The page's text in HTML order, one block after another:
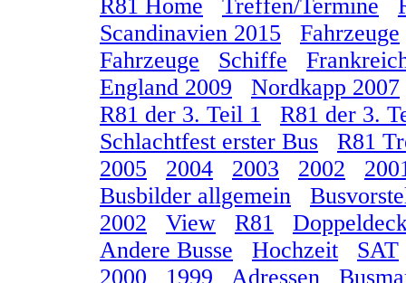
R81 Home Treffen/Termine
Scandinavien 2015
Fahrzeuge
Fahrzeuge
Schiffe
England 2009
Nordkapp 2007
R81 der 3. Teil 1
R81 der 3.
Schlachtfest erster Bus
R81
2005
2004 2003 2002
Busbilder allgemein
2002
View R81
Andere Busse
Hochzeit
SAT
2000
1999 Adressen